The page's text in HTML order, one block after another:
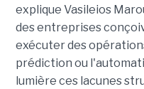
explique Vasileios
des entreprises
exécuter des
prédiction ou
lumière ces lacunes